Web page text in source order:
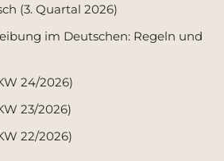
(3. Quartal 2026)
im Deutschen: Regeln und
24/2026)
23/2026)
22/2026)